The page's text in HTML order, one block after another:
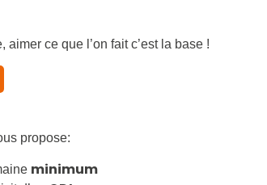
aimer ce que l’on fait c’est la base !
propose:
minimum